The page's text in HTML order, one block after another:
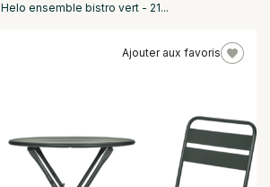
Helo ensemble bistro vert - 21...
Ajouter aux favoris